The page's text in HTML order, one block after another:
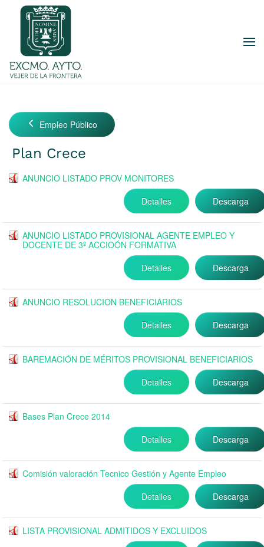
Skip to main content
Empleo Público
Plan Crece
ANUNCIO LISTADO PROV MONITORES
Descarga
Detalles
ANUNCIO LISTADO PROVISIONAL AGENTE EMPLEO Y
DOCENTE DE 3º ACCIOÓN FORMATIVA
Descarga
Detalles
ANUNCIO RESOLUCION BENEFICIARIOS
Descarga
Detalles
BAREMACIÓN DE MÉRITOS PROVISIONAL BENEFICIARIOS
Descarga
Detalles
Bases Plan Crece 2014
Descarga
Detalles
Comisión valoración Tecnico Gestión y Agente Empleo
Descarga
Detalles
LISTA PROVISIONAL ADMITIDOS Y EXCLUIDOS